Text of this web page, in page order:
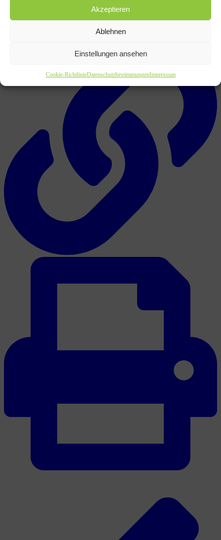
Akzeptieren
Ablehnen
Einstellungen ansehen
Cookie-RichtlinieDatenschutzbestimmungenImpressum